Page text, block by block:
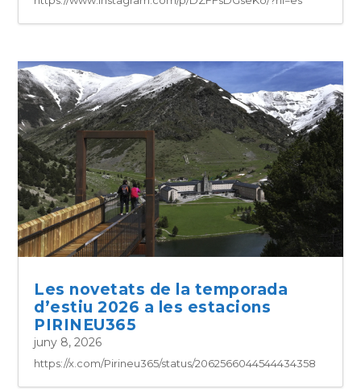
juny 18, 2026
https://www.instagram.com/p/DZFFsDGseKo/?hl=es